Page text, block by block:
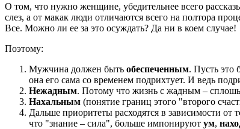
О том, что нужно женщине, убедительнее всего
слез, а от макак люди отличаются всего на полтора
Все. Можно ли ее за это осуждать? Да ни в коем случае!
Поэтому:
Мужчина должен быть обеспеченным. Пусть это
она его сама со временем подрихтует. И ведь
Нежадным. Потому что жизнь с жадным – сплошь
Нахальным (понятие границ этого "второго
Дальше приоритеты расходятся в зависимости
что "знание – сила", больше импонируют ум,